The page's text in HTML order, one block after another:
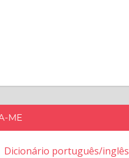
ME
Dicionário português/inglês